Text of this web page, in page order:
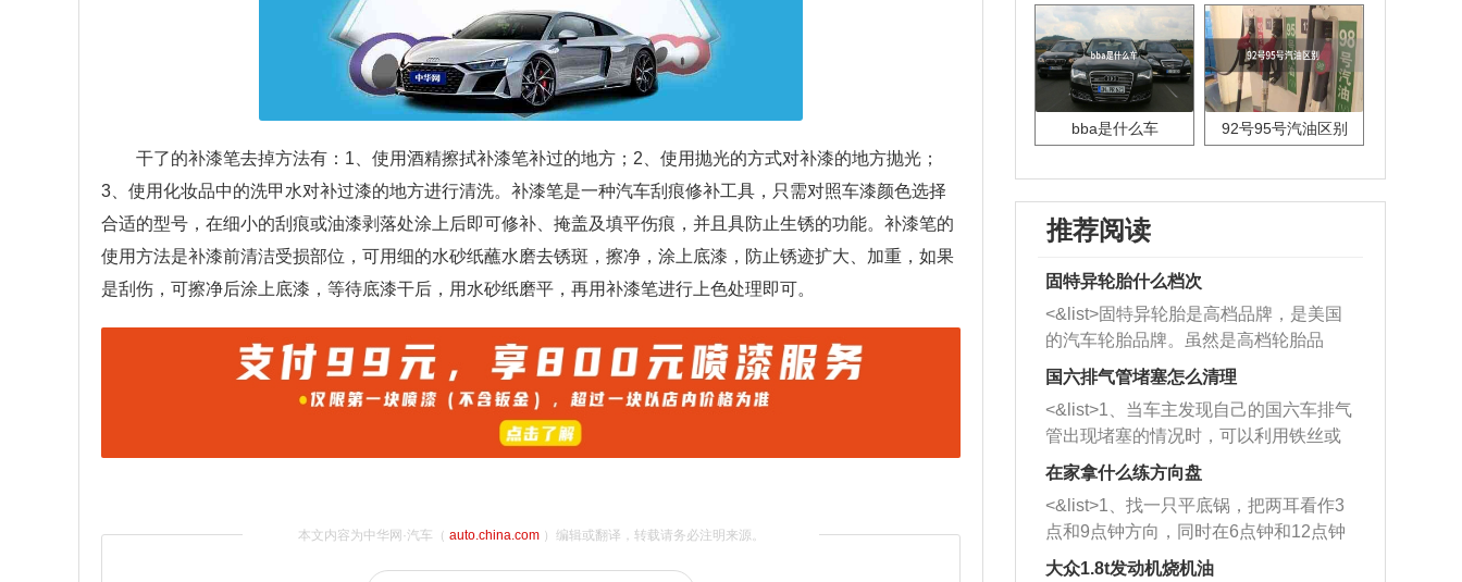
干了的补漆笔去掉方法有：1、使用酒精擦拭补漆笔补过的地方；2、使用抛光的方式对补漆的地方抛光；
3、使用化妆品中的洗甲水对补过漆的地方进行清洗。补漆笔是一种汽车刮痕修补工具，只需对照车漆颜色选择
合适的型号，在细小的刮痕或油漆剥落处涂上后即可修补、掩盖及填平伤痕，并且具防止生锈的功能。补漆笔的
使用方法是补漆前清洁受损部位，可用细的水砂纸蘸水磨去锈斑，擦净，涂上底漆，防止锈迹扩大、加重，如果
是刮伤，可擦净后涂上底漆，等待底漆干后，用水砂纸磨平，再用补漆笔进行上色处理即可。
本文内容为中华网·汽车（ auto.china.com）编辑或翻译，转载请务必注明来源。
bba是什么车 92号95号汽油区别
推荐阅读
固特异轮胎什么档次
<&list>固特异轮胎是高档品牌，是美国
的汽车轮胎品牌。虽然是高档轮胎品
牌，但是中高低端的轮胎都有生产，这
也是为了更好的开拓市场。
国六排气管堵塞怎么清理
<&list>1、当车主发现自己的国六车排气
管出现堵塞的情况时，可以利用铁丝或
者是细棍，直接将杂物给取出来，如果
堵塞情况比较严重，也可以采取应急措
施。 <&list>2、直接利用木棍将所有的
杂物推到排气管里面的位置处，然后将
三元催化器拆解开，就可以将堵塞的东
在家拿什么练方向盘
<&list>1、找一只平底锅，把两耳看作3
点和9点钟方向，同时在6点钟和12点钟
方向做一个标记。 <&list>2、双手握住
大众1.8t发动机烧机油